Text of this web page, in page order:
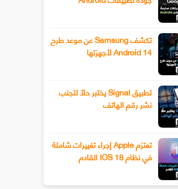
تكشف Samsung عن موعد طرح
Android 14 لأجهزتها
تطبيق Signal يختبر حلًا لتجنب
نشر رقم الهاتف
تعتزم Apple إجراء تغييرات شاملة
في نظام IOS 18 القادم